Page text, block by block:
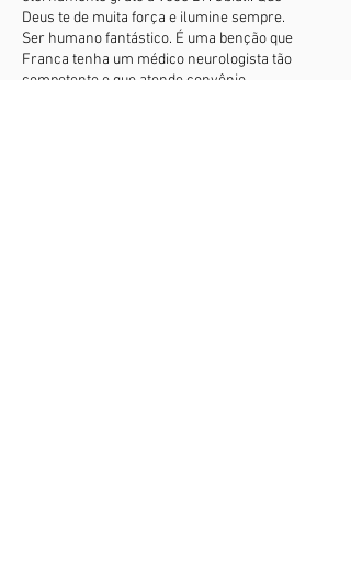
Deus te de muita força e ilumine sempre.
Ser humano fantástico. É uma benção que
Franca tenha um médico neurologista tão
competente e que atende convênio